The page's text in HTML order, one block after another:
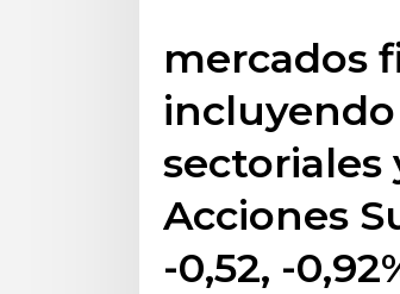
mercados
sectoriales
Acciones
-0,52, -